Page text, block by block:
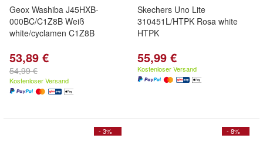
Geox Washiba J45HXB-
000BC/C1Z8B Weiß
white/cyclamen C1Z8B
53,89 €
54,99 €
Kostenloser Versand
Skechers Uno Lite
310451L/HTPK Rosa white
HTPK
55,99 €
Kostenloser Versand
- 3% - 8%